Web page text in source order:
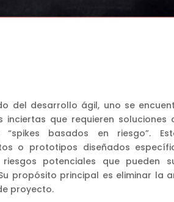
del desarrollo ágil, uno se
inciertas que requieren
basados en riesgo”.
o prototipos diseñados
potenciales que pueden
propósito principal es eliminar la
proyecto.